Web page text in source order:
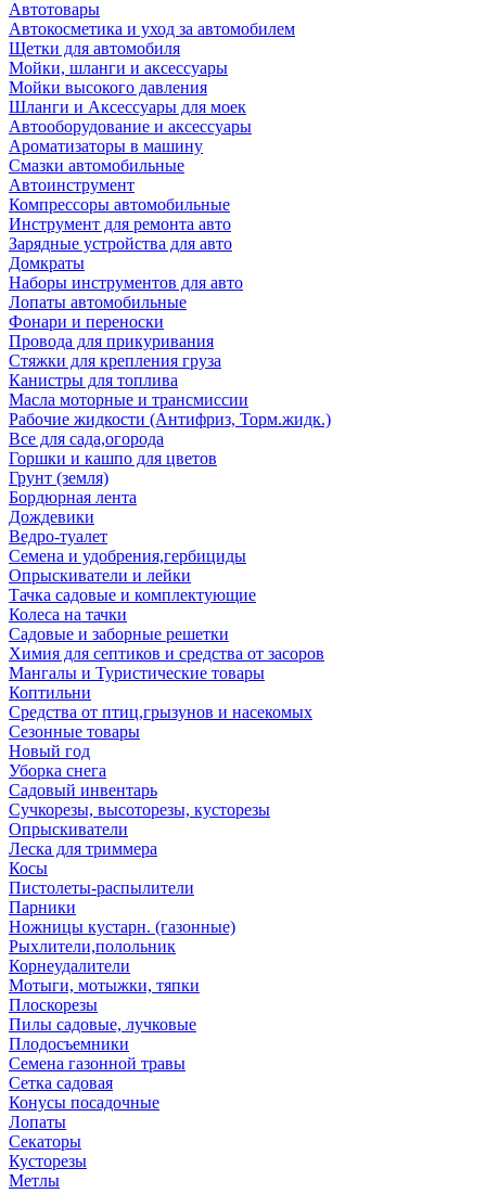
Автотовары
Автокосметика и уход за автомобилем
Щетки для автомобиля
Мойки, шланги и аксессуары
Мойки высокого давления
Шланги и Аксессуары для моек
Автооборудование и аксессуары
Ароматизаторы в машину
Смазки автомобильные
Автоинструмент
Компрессоры автомобильные
Инструмент для ремонта авто
Зарядные устройства для авто
Домкраты
Наборы инструментов для авто
Лопаты автомобильные
Фонари и переноски
Провода для прикуривания
Стяжки для крепления груза
Канистры для топлива
Масла моторные и трансмиссии
Рабочие жидкости (Антифриз, Торм.жидк.)
Все для сада,огорода
Горшки и кашпо для цветов
Грунт (земля)
Бордюрная лента
Дождевики
Ведро-туалет
Семена и удобрения,гербициды
Опрыскиватели и лейки
Тачка садовые и комплектующие
Колеса на тачки
Садовые и заборные решетки
Химия для септиков и средства от засоров
Мангалы и Туристические товары
Коптильни
Средства от птиц,грызунов и насекомых
Сезонные товары
Новый год
Уборка снега
Садовый инвентарь
Сучкорезы, высоторезы, кусторезы
Опрыскиватели
Леска для триммера
Косы
Пистолеты-распылители
Парники
Ножницы кустарн. (газонные)
Рыхлители,полольник
Корнеудалители
Мотыги, мотыжки, тяпки
Плоскорезы
Пилы садовые, лучковые
Плодосъемники
Семена газонной травы
Сетка садовая
Конусы посадочные
Лопаты
Секаторы
Кусторезы
Метлы